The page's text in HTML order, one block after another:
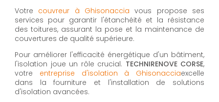
Votre couvreur à Ghisonaccia vous propose ses
services pour garantir l'étanchéité et la résistance
des toitures, assurant la pose et la maintenance de
couvertures de qualité supérieure.
Pour améliorer l'efficacité énergétique d'un bâtiment,
l'isolation joue un rôle crucial. TECHNIRENOVE CORSE,
votre entreprise d'isolation à Ghisonacciaexcelle
dans la fourniture et l'installation de solutions
d'isolation avancées.